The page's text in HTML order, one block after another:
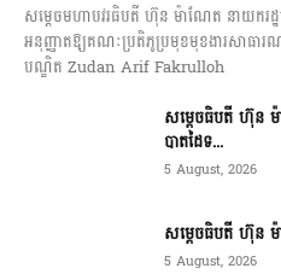
សម្តេចមហាបវរធិបតី ហ៊ុន ម៉ាណែត នាយករដ្ឋម
អនុញ្ញាតឱ្យគណៈប្រតិភូប្រមុខមុខងារសាធា
បណ្ឌិត Zudan Arif Fakrulloh
សម្ដេចធិបតី ហ៊ុន
បាតដៃទ...
5 August, 2026
សម្ដេចធិបតី ហ៊ុន ម៉ា
5 August, 2026